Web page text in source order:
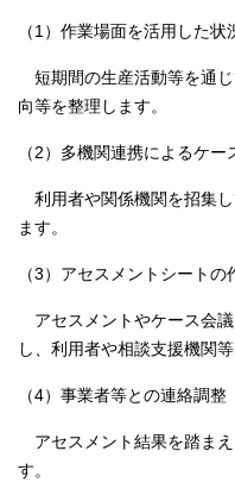
（1）作業場面を活用した
短期間の生産活動等を通
向等を整理します。
（2）多機関連携によるケー
利用者や関係機関を招集
ます。
（3）アセスメントシートの
アセスメントやケース会
し、利用者や相談支援機関等
（4）事業者等との連絡調整
アセスメント結果を踏ま
す。